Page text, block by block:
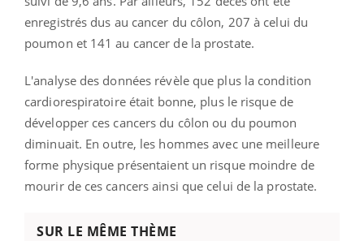
enregistrés dus au cancer du côlon, 207 à celui du
poumon et 141 au cancer de la prostate.
L'analyse des données révèle que plus la condition
cardiorespiratoire était bonne, plus le risque de
développer ces cancers du côlon ou du poumon
diminuait. En outre, les hommes avec une meilleure
forme physique présentaient un risque moindre de
mourir de ces cancers ainsi que celui de la prostate.
SUR LE MÊME THÈME